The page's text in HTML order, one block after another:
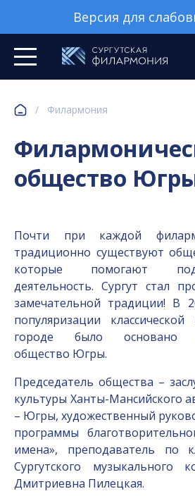
Версия для
/ Филармония
общество
Почти при каждой
традиционно существуют
которые помогают
деятельность. Сургут стал
замечательной традиции! В
популяризации
городе было основано
общество Югры.
Председатель общества –
культуры Ханты-Мансийского
– Югры, художественный
программы
имена», преподаватель по
Сургутского музыкального
Дмитриевна Пилецкая.